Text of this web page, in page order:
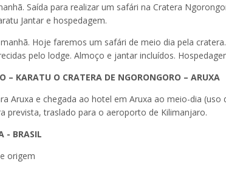
Saída para realizar um safári na Cratera
Jantar e hospedagem.
manhã. Hoje faremos um safári de meio dia pela
pelo lodge. Almoço e jantar incluídos.
– KARATU O CRATERA DE NGORONGORO – ARUXA
Aruxa e chegada ao hotel em Aruxa ao meio-dia
prevista, traslado para o aeroporto de Kilimanjaro.
- BRASIL
origem